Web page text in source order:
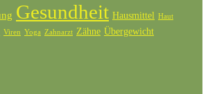
Gesundheit Hausmittel Haut
Viren Yoga Zahnarzt Zähne Übergewicht